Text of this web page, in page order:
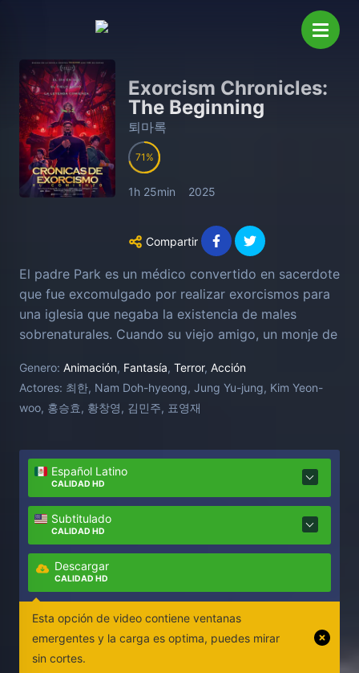
Exorcism Chronicles:
The Beginning
퇴마록
71
1h 25min 2025
Compartir
El padre Park es un médico convertido en sacerdote
que fue excomulgado por realizar exorcismos para
una iglesia que negaba la existencia de males
sobrenaturales. Cuando su viejo amigo, un monje de
proteger a un niño ingenuo, pero poderoso, de su
malvado maestro, el padre Park deberá enfrentarse
a su pasado.
Genero: Animación, Fantasía, Terror, Acción
Actores: 최한, Nam Doh-hyeong, Jung Yu-jung, Kim Yeon-
woo, 홍승효, 황창영, 김민주, 표영재
Español Latino
CALIDAD HD
Subtitulado
CALIDAD HD
Descargar
CALIDAD HD
Esta opción de video contiene ventanas
emergentes y la carga es optima, puedes mirar
sin cortes.